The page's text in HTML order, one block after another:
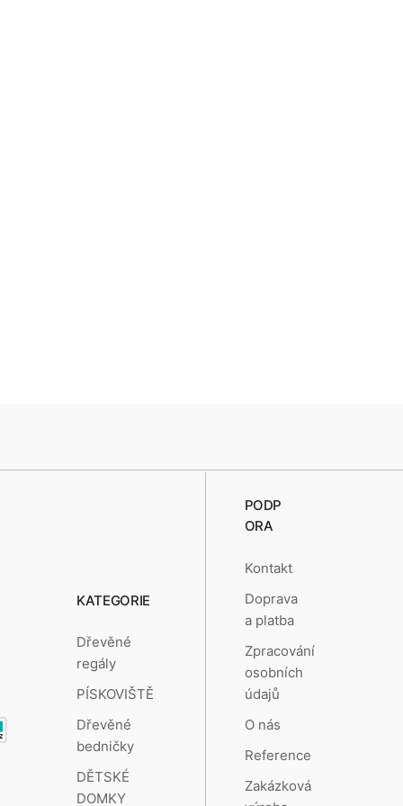
KATEGORIE
Dřevěné
regály
PÍSKOVIŠTĚ
Dřevěné
bedničky
DĚTSKÉ
DOMKY
PODP
ORA
Kontakt
Doprava
a platba
Zpracování
osobních
údajů
O nás
Reference
Zakázková